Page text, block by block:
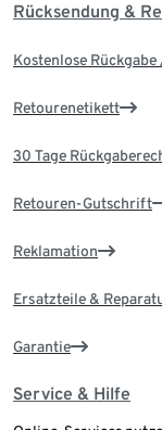
Rücksendung &
Kostenlose
Retourenetikett
30 Tage
Retouren-Gutschrift
Reklamation
Ersatzteile &
Garantie
Service & Hilfe